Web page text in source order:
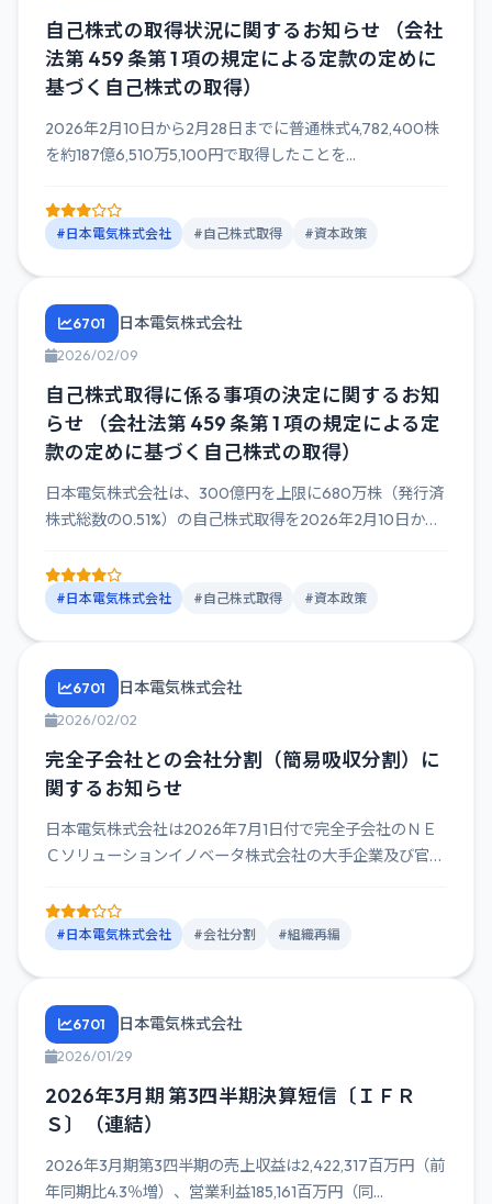
自己株式の取得状況に関するお知らせ （会社
法第 459 条第 1 項の規定による定款の定めに
基づく自己株式の取得）
2026年2月10日から2月28日までに普通株式4,782,400株
を約187億6,510万5,100円で取得したことを...
#日本電気株式会社 #自己株式取得 #資本政策
6701 日本電気株式会社
2026/02/09
自己株式取得に係る事項の決定に関するお知
らせ （会社法第 459 条第 1 項の規定による定
款の定めに基づく自己株式の取得）
日本電気株式会社は、300億円を上限に680万株（発行済
株式総数の0.51%）の自己株式取得を2026年2月10日から
#日本電気株式会社 #自己株式取得 #資本政策
6701 日本電気株式会社
2026/02/02
完全子会社との会社分割（簡易吸収分割）に
関するお知らせ
日本電気株式会社は2026年7月1日付で完全子会社のＮＥ
Ｃソリューションイノベータ株式会社の大手企業及び官公
#日本電気株式会社 #会社分割 #組織再編
6701 日本電気株式会社
2026/01/29
2026年3月期 第3四半期決算短信〔ＩＦＲ
Ｓ〕（連結）
2026年3月期第3四半期の売上収益は2,422,317百万円（前
年同期比4.3％増）、営業利益185,161百万円（同...